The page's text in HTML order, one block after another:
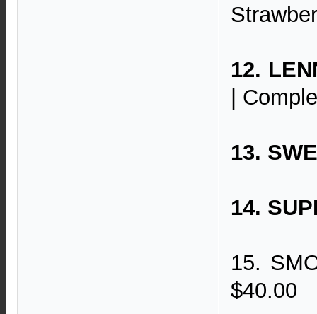
12.
|
13.
14.
15.
$40.00